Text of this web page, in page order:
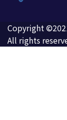
Copyright
All rights